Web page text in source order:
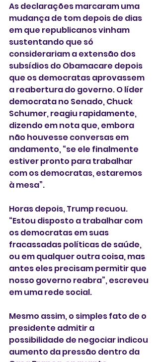
As declarações marcaram uma
mudança de tom depois de dias
em que republicanos vinham
sustentando que só
considerariam a extensão dos
subsídios do Obamacare depois
que os democratas aprovassem
a reabertura do governo. O líder
democrata no Senado, Chuck
Schumer, reagiu rapidamente,
dizendo em nota que, embora
não houvesse conversas em
andamento, “se ele finalmente
estiver pronto para trabalhar
com os democratas, estaremos
à mesa”.
Horas depois, Trump recuou.
“Estou disposto a trabalhar com
os democratas em suas
fracassadas políticas de saúde,
ou em qualquer outra coisa, mas
antes eles precisam permitir que
nosso governo reabra”, escreveu
em uma rede social.
Mesmo assim, o simples fato de o
presidente admitir a
possibilidade de negociar indicou
aumento da pressão dentro da